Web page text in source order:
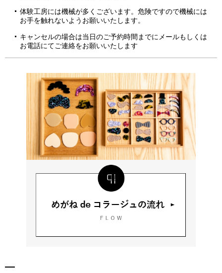
体験工房には機械が多くございます。危険ですので機械には
お手を触れないようお願いいたします。
キャンセルの場合は当日のご予約時間までにメールもしくは
お電話にてご連絡をお願いいたします